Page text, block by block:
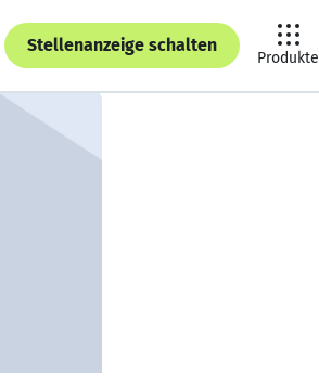
Stellenanzeige schalten
Produkte